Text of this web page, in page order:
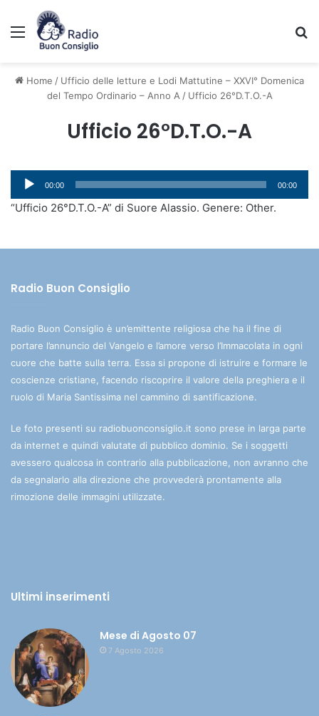
Menu
Home / Ufficio delle letture e Lodi Mattutine – XXVI° Domenica
del Tempo Ordinario – Anno A / Ufficio 26°D.T.O.-A
Ufficio 26°D.T.O.-A
Audio
Player
00:00 00:00
“Ufficio 26°D.T.O.-A” di Suore Alassio. Genere: Other.
Radio Buon Consiglio
Radio Buon Consiglio è un’emittente religiosa che ha il fine di
portare l’annuncio del Vangelo e l’amore verso l’Immacolata in ogni
cuore che batte sulla terra. Essa si propone di istruire e formare le
coscienze cristiane, facendo riscoprire il valore della preghiera e il
ruolo di Maria Santissima nel cammino di santificazione.
Le foto presenti su radiobuonconsiglio.it sono prese in larga parte
da internet e quindi valutate di pubblico dominio. Se i soggetti
avessero qualcosa in contrario alla pubblicazione, non avranno che
da segnalarlo alla direzione che provvederà prontamente alla
rimozione delle immagini utilizzate.
Ultimi inserimenti
Mese di Agosto 07
7 Agosto 2026